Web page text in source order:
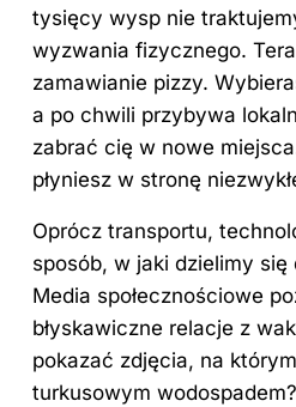
tysięcy wysp nie
wyzwania fizycznego.
zamawianie pizzy.
a po chwili przybywa
zabrać cię w nowe
płyniesz w stronę
Oprócz transportu,
sposób, w jaki dzielimy się
Media społecznościowe
błyskawiczne relacje z
pokazać zdjęcia, na
turkusowym